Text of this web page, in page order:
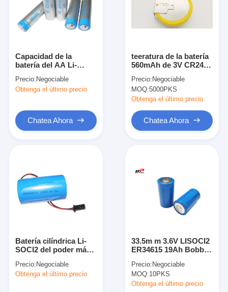
Sobre nosotros
Viaje de la fábrica
Noticias
Chatea Ahora
baterías recargables de la ión de litio
De polímero de litio
Baterías recargables de NiMH
baterías recargables NiCd
Capacidad de la
batería del AA Li-
Precio: Negociable
Obtenga el último precio
Chatea Ahora
teeratura de la batería
560mAh de 3V CR2450
botón de la pila de 40
grados
Precio: Negociable
MOQ:5000PKS
Obtenga el último precio
Chatea Ahora
Batería cilíndrica Li-
SOCl2 del poder más
Precio:Negociable
Obtenga el último precio
33.5m m 3.6V LISOCI2
ER34615 19Ah Bobbin
Precio:Negociable
MOQ:10PKS
Obtenga el último precio